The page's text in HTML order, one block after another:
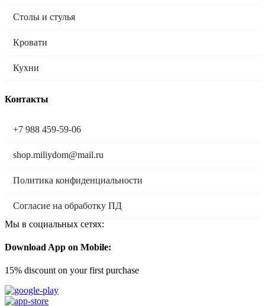
Столы и стулья
Кровати
Кухни
Контакты
+7 988 459-59-06
shop.miliydom@mail.ru
Политика конфиденциальности
Согласие на обработку ПД
Мы в социальных сетях:
Download App on Mobile:
15% discount on your first purchase